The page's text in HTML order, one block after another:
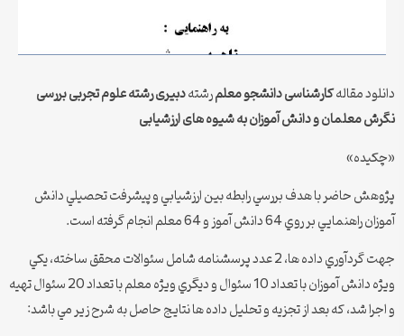
دانلود مقالهکارشناسی دانشجو معلمرشتهدبیری رشته علوم تجربیبررسی
نگرش معلمان و دانش آموزان به شیوه های ارزشیابی
«چكيده»
پژوهش حاضر با هدف بررسي رابطه بين ارزشيابي و پيشرفت تحصيلي دانش
آموزان راهنمايي بر روي 64 دانش آموز و 64 معلم انجام گرفته است.
جهت گردآوري داده ها، 2 عدد پرسشنامه شامل سئوالات محقق ساخته، يكي
ويژه دانش آموزان با تعداد 10 سئوال و ديگري ويژه معلم با تعداد 20 سئوال تهيه
و اجرا شد، كه بعد از تجزيه و تحليل داده ها نتايج حاصل به شرح زير مي باشد: